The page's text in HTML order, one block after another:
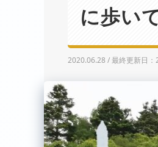
に歩い
2020.06.28 / 最終更新日